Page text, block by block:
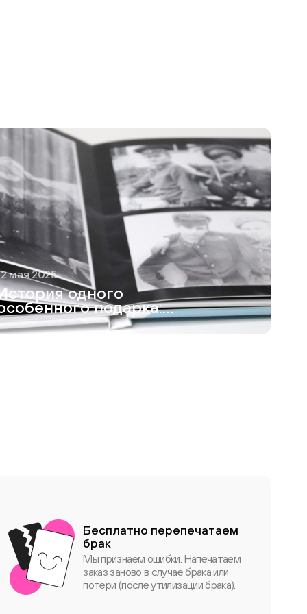
мая 2025
одного
подарка:
я создавала
для
Бесплатно перепечатаем
брак
Мы признаем ошибки. Напечатаем
заказ заново в случае брака или
потери (после утилизации брака).